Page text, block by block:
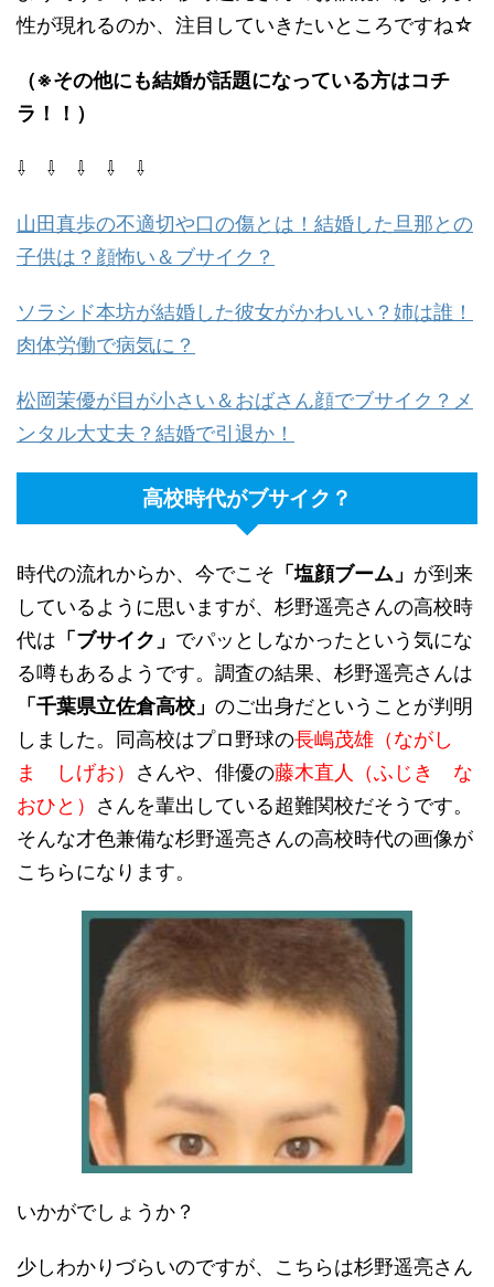
性が現れるのか、注目していきたいところですね☆
（※その他にも結婚が話題になっている方はコチ
ラ！！）
⇩ ⇩ ⇩ ⇩ ⇩
山田真歩の不適切や口の傷とは！結婚した旦那との
子供は？顔怖い＆ブサイク？
ソラシド本坊が結婚した彼女がかわいい？姉は誰！
肉体労働で病気に？
松岡茉優が目が小さい＆おばさん顔でブサイク？メ
ンタル大丈夫？結婚で引退か！
高校時代がブサイク？
時代の流れからか、今でこそ 「塩顔ブーム」 が到来
しているように思いますが、杉野遥亮さんの高校時
代は 「ブサイク」 でパッとしなかったという気にな
る噂もあるようです。調査の結果、杉野遥亮さんは
「千葉県立佐倉高校」 のご出身だということが判明
しました。同高校はプロ野球の長嶋茂雄（ながし
ま しげお） さんや、俳優の藤木直人（ふじき な
おひと） さんを輩出している超難関校だそうです。
そんな才色兼備な杉野遥亮さんの高校時代の画像が
こちらになります。
いかがでしょうか？
少しわかりづらいのですが、こちらは杉野遥亮さん